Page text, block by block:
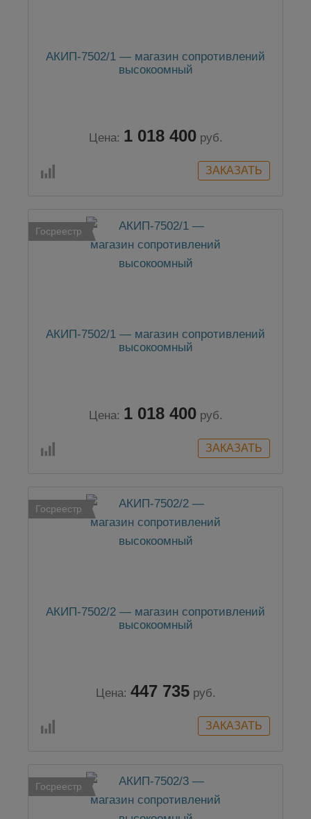
АКИП-7502/1 — магазин сопротивлений
высокоомный
Цена: 1 018 400 руб.
Госреестр
АКИП-7502/1 — магазин сопротивлений
высокоомный
Цена: 1 018 400 руб.
Госреестр
АКИП-7502/2 — магазин сопротивлений
высокоомный
Цена: 447 735 руб.
Госреестр